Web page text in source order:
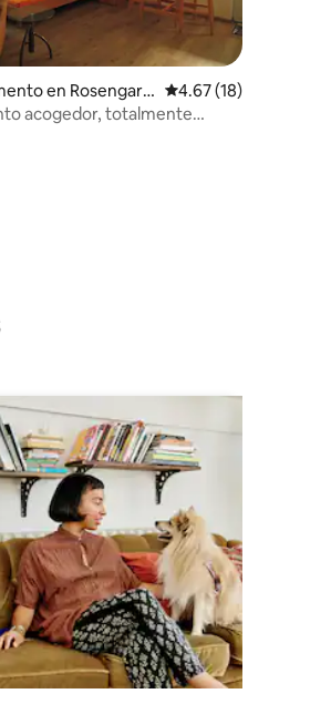
de 5; 56 evaluaciones
en Rosengart
Calificación
4.67 (18)
acogedor, totalmente